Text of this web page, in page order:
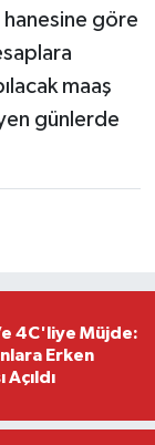
hanesine göre
maaş
günlerde
4C'liye Müjde:
Erken
Açıldı